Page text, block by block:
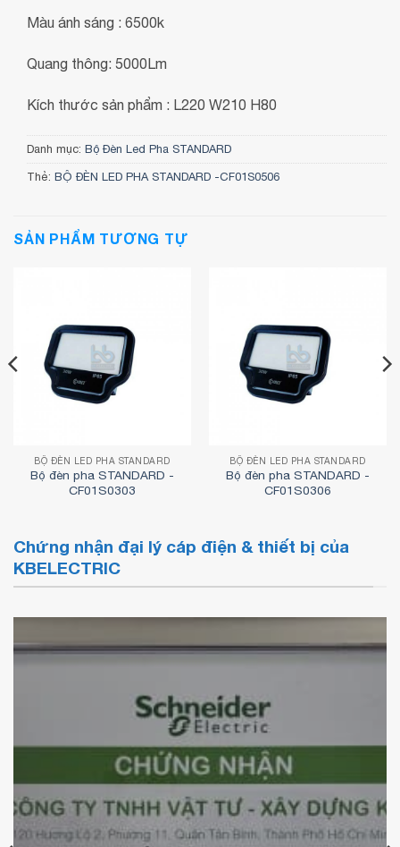
Màu ánh sáng : 6500k
Quang thông: 5000Lm
Kích thước sản phẩm : L220 W210 H80
Danh mục: Bộ Đèn Led Pha STANDARD
Thẻ: BỘ ĐÈN LED PHA STANDARD -CF01S0506
SẢN PHẨM TƯƠNG TỰ
BỘ ĐÈN LED PHA STANDARD
Bộ đèn pha STANDARD -
CF01S0303
BỘ ĐÈN LED PHA STANDARD
Bộ đèn pha STANDARD -
CF01S0306
Chứng nhận đại lý cáp điện & thiết bị của
KBELECTRIC